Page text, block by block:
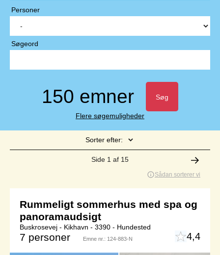
Personer
Søgeord
150 emner Søg
Flere søgemuligheder
Sorter efter:
Side 1 af 15
Sådan sorterer vi
Rummeligt sommerhus med spa og
panoramaudsigt
Buskrosevej - Kikhavn - 3390 - Hundested
7 personer Emne nr.: 124-883-N 4,4